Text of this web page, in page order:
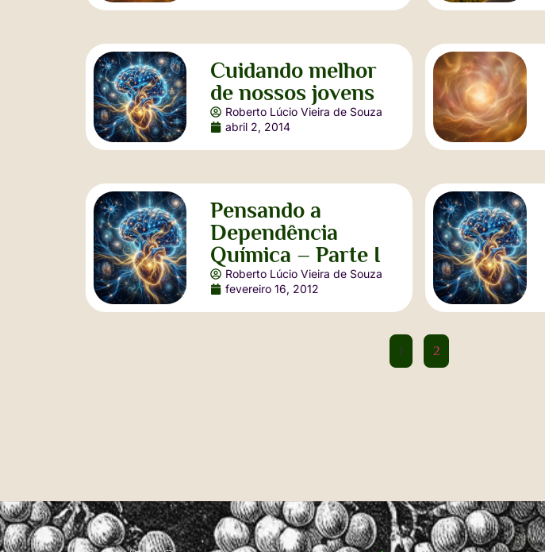
Cuidando melhor
de nossos jovens
Roberto Lúcio Vieira de Souza
abril 2, 2014
Pensando a
Dependência
Química – Parte I
Roberto Lúcio Vieira de Souza
fevereiro 16, 2012
1 2